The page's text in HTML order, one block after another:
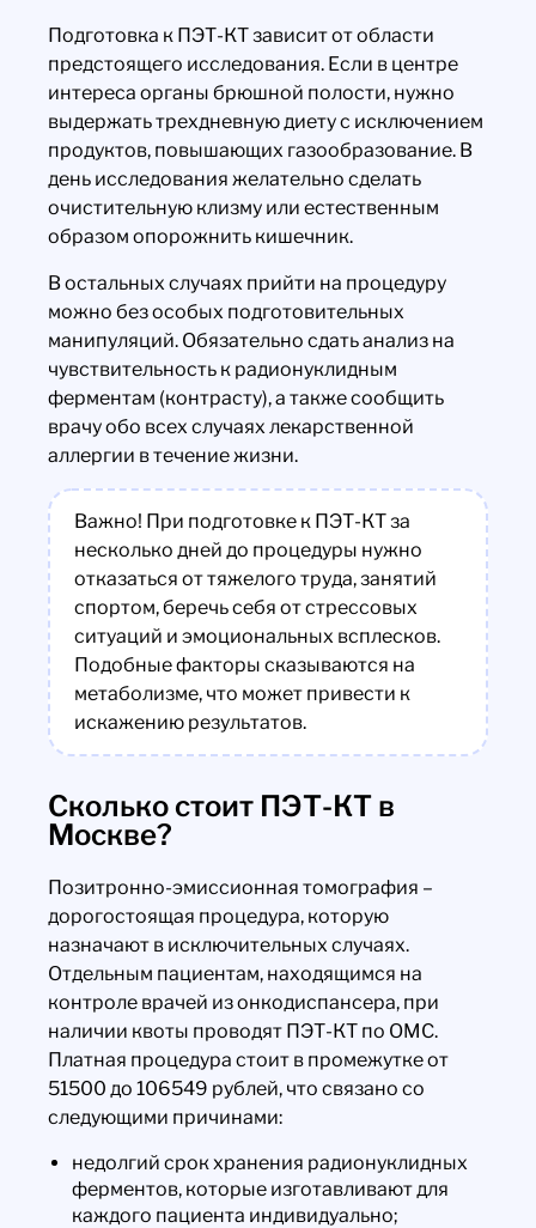
Подготовка к ПЭТ-КТ зависит от области
предстоящего исследования. Если в центре
интереса органы брюшной полости, нужно
выдержать трехдневную диету с исключением
продуктов, повышающих газообразование. В
день исследования желательно сделать
очистительную клизму или естественным
образом опорожнить кишечник.
В остальных случаях прийти на процедуру
можно без особых подготовительных
манипуляций. Обязательно сдать анализ на
чувствительность к радионуклидным
ферментам (контрасту), а также сообщить
врачу обо всех случаях лекарственной
аллергии в течение жизни.
Важно! При подготовке к ПЭТ-КТ за
несколько дней до процедуры нужно
отказаться от тяжелого труда, занятий
спортом, беречь себя от стрессовых
ситуаций и эмоциональных всплесков.
Подобные факторы сказываются на
метаболизме, что может привести к
искажению результатов.
Сколько стоит ПЭТ-КТ в
Москве?
Позитронно-эмиссионная томография –
дорогостоящая процедура, которую
назначают в исключительных случаях.
Отдельным пациентам, находящимся на
контроле врачей из онкодиспансера, при
наличии квоты проводят ПЭТ-КТ по ОМС.
Платная процедура стоит в промежутке от
51500 до 106549 рублей, что связано со
следующими причинами:
недолгий срок хранения радионуклидных
ферментов, которые изготавливают для
каждого пациента индивидуально;